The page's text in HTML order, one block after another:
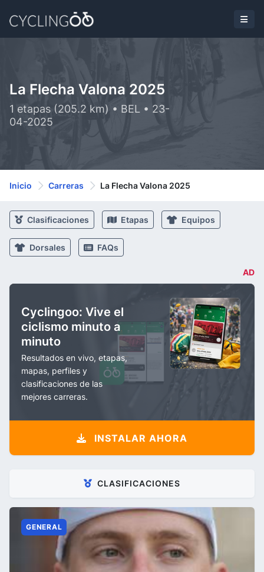
La Flecha Valona 2025
1 etapas (205.2 km) • BEL • 23-
04-2025
Inicio Carreras La Flecha Valona 2025
Clasificaciones Etapas Equipos
Dorsales FAQs
AD
Cyclingoo: Vive el
ciclismo minuto a
minuto
Resultados en vivo, etapas,
mapas, perfiles y
clasificaciones de las
mejores carreras.
INSTALAR AHORA
CLASIFICACIONES
GENERAL